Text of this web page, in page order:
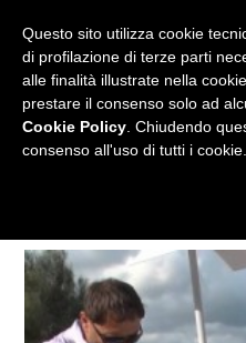
Questo sito utilizza cookie
di profilazione di terze parti
alle finalità illustrate nella
prestare il consenso solo ad
Cookie Policy . Chiudendo
consenso all'uso di tutti i cookie.
RADIO WEB TV
MENU